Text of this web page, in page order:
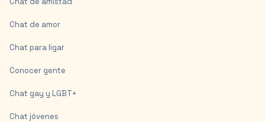
Chat de amor
Chat para ligar
Conocer gente
Chat gay y LGBT+
Chat jóvenes